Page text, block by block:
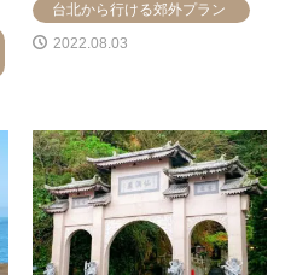
台北から行ける郊外プラン
2022.08.03